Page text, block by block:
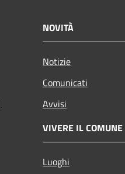
NOVITÀ
Notizie
Comunicati
Avvisi
VIVERE IL COMUNE
Luoghi